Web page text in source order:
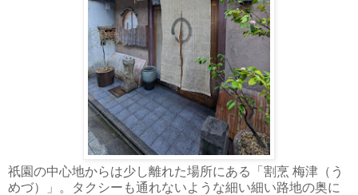
祇園の中心地からは少し離れた場所にある「割烹 梅津（う
めづ）」。タクシーも通れないような細い細い路地の奥に